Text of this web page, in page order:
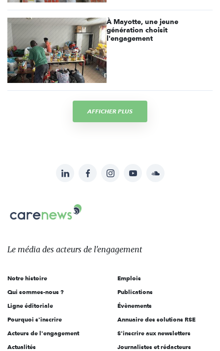
À Mayotte, une jeune
génération choisit
l'engagement
AFFICHER PLUS
sur:
LinkedInFacebookInstagramYouTubeSoundcloud
Le
des
l'engagement
Le média des acteurs de l'engagement
Notre histoire
Qui sommes-nous ?
Ligne éditoriale
Pourquoi s'inscrire
Acteurs de l'engagement
Actualités
Emplois
Publications
Évènements
Annuaire des solutions RSE
S'inscrire aux newsletters
Journalistes et rédacteurs